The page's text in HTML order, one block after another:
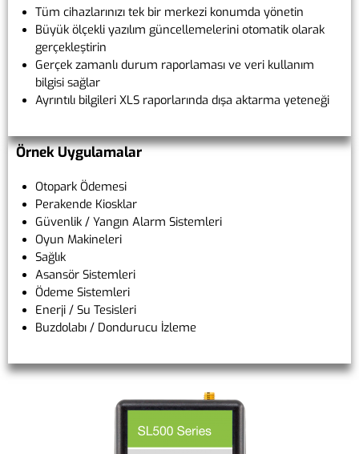
Tüm cihazlarınızı tek bir merkezi konumda yönetin
Büyük ölçekli yazılım güncellemelerini otomatik olarak
gerçekleştirin
Gerçek zamanlı durum raporlaması ve veri kullanım
bilgisi sağlar
Ayrıntılı bilgileri XLS raporlarında dışa aktarma yeteneği
Örnek Uygulamalar
Otopark Ödemesi
Perakende Kiosklar
Güvenlik / Yangın Alarm Sistemleri
Oyun Makineleri
Sağlık
Asansör Sistemleri
Ödeme Sistemleri
Enerji / Su Tesisleri
Buzdolabı / Dondurucu İzleme